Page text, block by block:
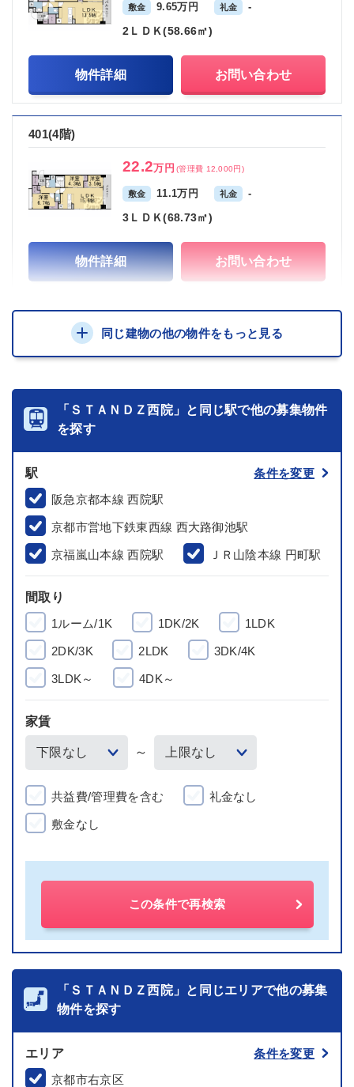
敷金 9.65万円 礼金 -
2ＬＤＫ(58.66㎡)
物件詳細 お問い合わせ
401(4階)
22.2万円 (管理費 12,000円)
敷金 11.1万円 礼金 -
3ＬＤＫ(68.73㎡)
物件詳細 お問い合わせ
同じ建物の他の物件をもっと見る
「ＳＴＡＮＤＺ西院」と同じ駅で他の募集物件
を探す
駅
条件を変更
阪急京都本線 西院駅
京都市営地下鉄東西線 西大路御池駅
京福嵐山本線 西院駅 ＪＲ山陰本線 円町駅
間取り
1ルーム/1K
1DK/2K 1LDK
2DK/3K 2LDK 3DK/4K
3LDK～ 4DK～
家賃
～
共益費/管理費を含む 礼金なし
敷金なし
この条件で再検索
「ＳＴＡＮＤＺ西院」と同じエリアで他の募集
物件を探す
エリア
条件を変更
京都市右京区